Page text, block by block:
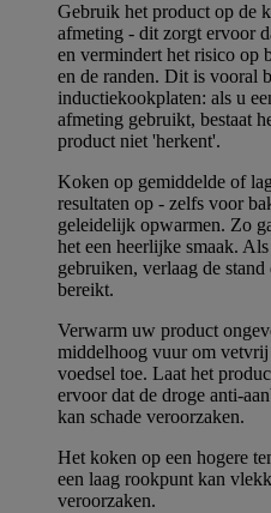
Gebruik het product op de
afmeting - dit zorgt ervoor
en vermindert het risico op
en de randen. Dit is vooral
inductiekookplaten: als u
afmeting gebruikt, bestaat
product niet 'herkent'.
Koken op gemiddelde of
resultaten op - zelfs voor
geleidelijk opwarmen. Zo
het een heerlijke smaak.
gebruiken, verlaag de
bereikt.
Verwarm uw product
middelhoog vuur om
voedsel toe. Laat het
ervoor dat de droge anti-
kan schade veroorzaken.
Het koken op een hogere
een laag rookpunt kan
veroorzaken.